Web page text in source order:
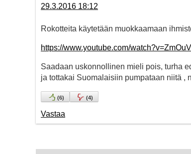
29.3.2016 18:12
Rokotteita käytetään muokkaamaan
https://www.youtube.com/
Saadaan uskonnollinen mieli pois, turha
ja tottakai Suomalaisiin pumpataan niitä ,
(6) (4)
Vastaa